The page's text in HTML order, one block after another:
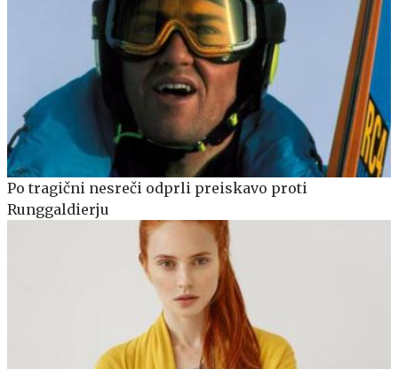
Po tragični nesreči odprli preiskavo proti
Runggaldierju